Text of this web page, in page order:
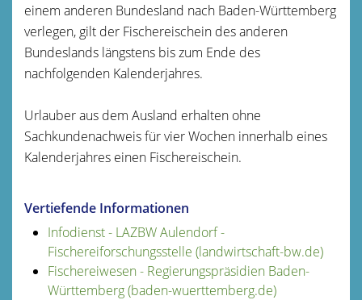
einem anderen Bundesland nach Baden-Württemberg
verlegen, gilt der Fischereischein des anderen
Bundeslands längstens bis zum Ende des
nachfolgenden Kalenderjahres.
Urlauber aus dem Ausland erhalten ohne
Sachkundenachweis für vier Wochen innerhalb eines
Kalenderjahres einen Fischereischein.
Vertiefende Informationen
Infodienst - LAZBW Aulendorf -
Fischereiforschungsstelle (landwirtschaft-bw.de)
Fischereiwesen - Regierungspräsidien Baden-
Württemberg (baden-wuerttemberg.de)